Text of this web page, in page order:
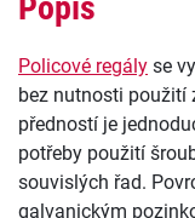
Policové regály se
bez nutnosti použití
předností je
potřeby použití
souvislých řad.
galvanickým